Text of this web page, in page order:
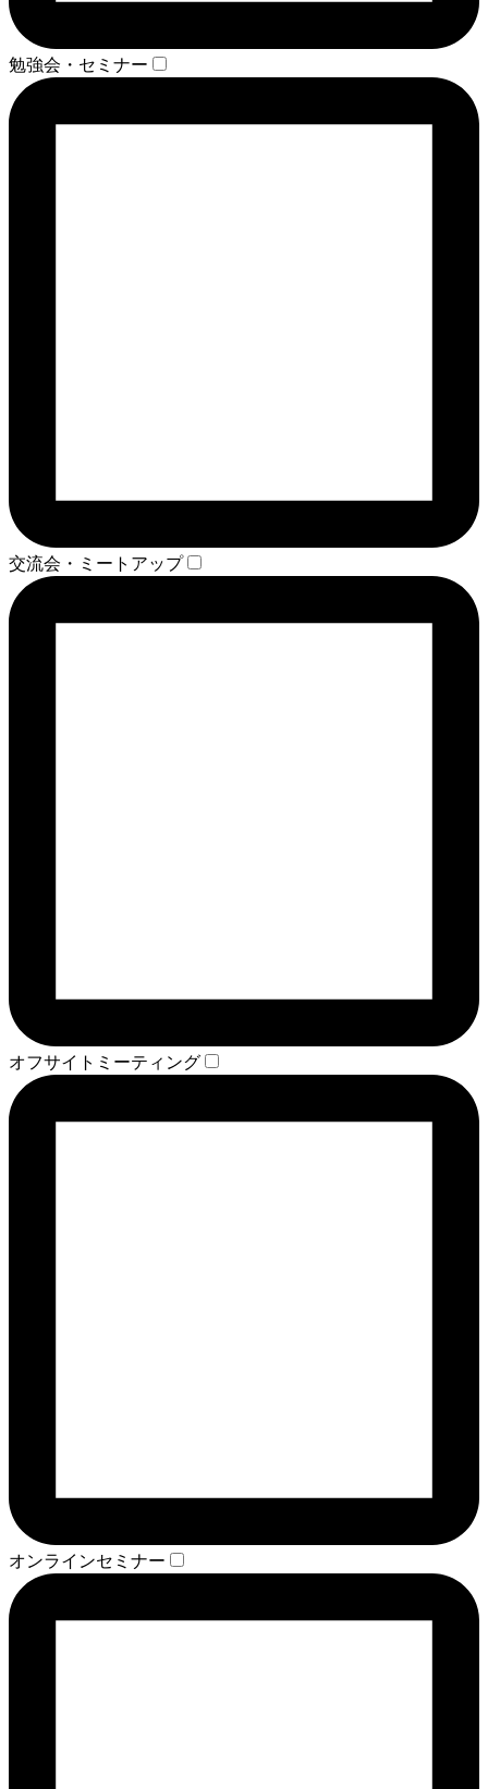
勉強会・セミナー
交流会・ミートアップ
オフサイトミーティング
オンラインセミナー